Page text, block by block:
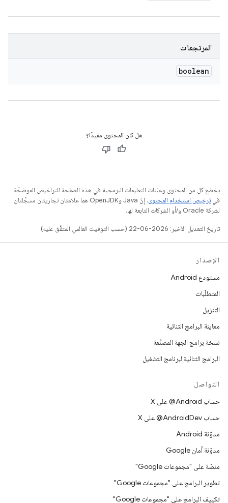
المرتجعات
boolean
هل كان المحتوى مفيدًا؟
يخضع كل من المحتوى وعيّنات التعليمات البرمجية في هذه الصفحة للتراخيص الموضحّة
فيترخيص استخدام المحتوى
. إنّ Java وOpenJDK هما علامتان تجاريتان مسجَّلتان
لشركة Oracle و/أو الشركات التابعة لها.
تاريخ التعديل الأخير: 2026-06-22 (حسب التوقيت العالمي المتفَّق عليه)
الإصدار
مستودع Android
المتطلّبات
التنزيل
معاينة البرامج الثنائية
نسخة برامج الجهة المصنِّعة
البرامج الثنائية لبرنامج التشغيل
التواصل
حساب ‎@Android على X
حساب ‎@AndroidDev على X
مدوّنة Android
مدوّنة أمان Google
منصّة على "مجموعات Google"
تطوير البرامج على "مجموعات Google"
تكييف البرامج على "مجموعات Google"